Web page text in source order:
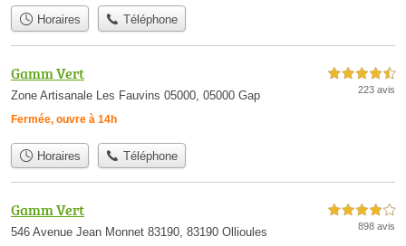
Horaires Téléphone
Gamm Vert
Zone Artisanale Les Fauvins 05000, 05000 Gap
Fermée, ouvre à 14h
4,5 étoiles sur 5
223 avis
Horaires Téléphone
Gamm Vert
546 Avenue Jean Monnet 83190, 83190 Ollioules
4,0 étoiles sur 5
898 avis